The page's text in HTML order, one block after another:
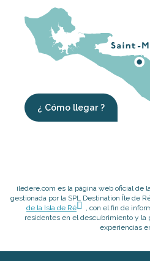
¿ Cómo llegar ?
iledere.com es la página web oficial de
gestionada por la SPL Destination Île de
de la Isla de Ré
, con el fin de
residentes en el descubrimiento y la
experiencias